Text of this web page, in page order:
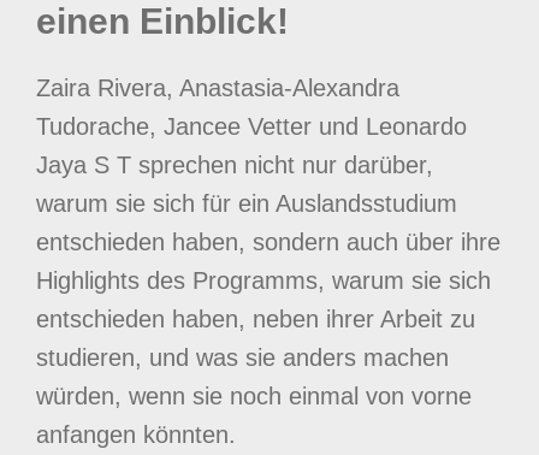
einen Einblick!
Zaira Rivera, Anastasia-Alexandra
Tudorache, Jancee Vetter und Leonardo
Jaya S T sprechen nicht nur darüber,
warum sie sich für ein Auslandsstudium
entschieden haben, sondern auch über ihre
Highlights des Programms, warum sie sich
entschieden haben, neben ihrer Arbeit zu
studieren, und was sie anders machen
würden, wenn sie noch einmal von vorne
anfangen könnten.